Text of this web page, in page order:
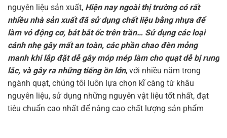
nguyên liệu sản xuất, Hiện nay ngoài thị trường có rất
nhiều nhà sản xuất đã sử dụng chất liệu bằng nhựa để
làm vỏ động cơ, bát bắt ốc trên trần… Sử dụng các loại
cánh nhẹ gây mất an toàn, các phần chao đèn mỏng
manh khi lắp đặt dễ gây móp mép làm cho quạt dễ bị rung
lắc, và gây ra những tiếng ồn lớn, với nhiều năm trong
ngành quạt, chúng tôi luôn lựa chọn kĩ càng từ khâu
nguyên liệu, sử dụng những nguyên vật liệu tốt nhất, đạt
tiêu chuẩn cao nhất để nâng cao chất lượng sản phẩm